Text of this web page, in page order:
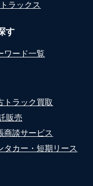
ラックス
す
ワード一覧
トラック買取
販売
商談サービス
タカー・短期リース